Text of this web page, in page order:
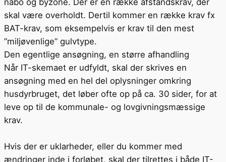
nabo og byzone. Der er en række afstandskrav, der
skal være overholdt. Dertil kommer en række krav fx
BAT-krav, som eksempelvis er krav til den mest
”miljøvenlige” gulvtype.
Den egentlige ansøgning, en større afhandling
Når IT-skemaet er udfyldt, skal der skrives en
ansøgning med en hel del oplysninger omkring
husdyrbruget, det løber ofte op på ca. 30 sider, for at
leve op til de kommunale- og lovgivningsmæssige
krav.
Hvis der er uklarheder, eller du kommer med
ændringer inde i forløbet, skal der tilrettes i både IT-